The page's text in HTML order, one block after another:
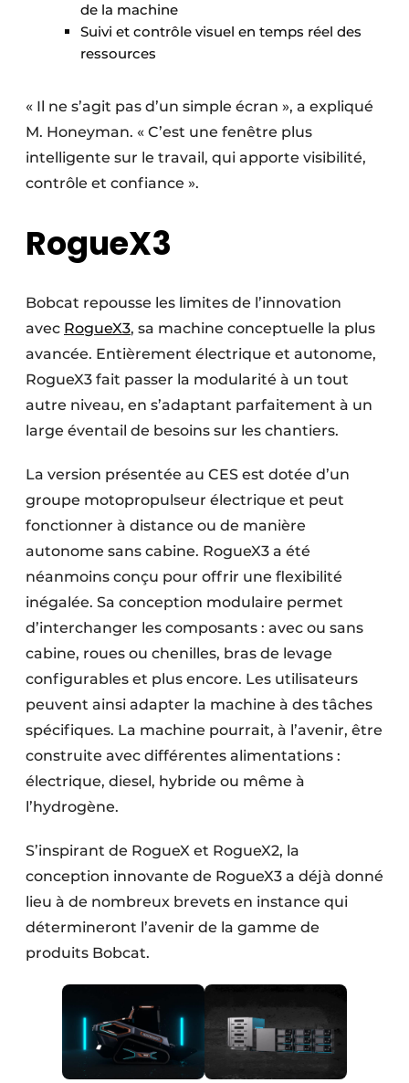
de la machine
Suivi et contrôle visuel en temps réel des
ressources
« Il ne s’agit pas d’un simple écran », a expliqué
M. Honeyman. « C’est une fenêtre plus
intelligente sur le travail, qui apporte visibilité,
contrôle et confiance ».
RogueX3
Bobcat repousse les limites de l’innovation
avec RogueX3, sa machine conceptuelle la plus
avancée. Entièrement électrique et autonome,
RogueX3 fait passer la modularité à un tout
autre niveau, en s’adaptant parfaitement à un
large éventail de besoins sur les chantiers.
La version présentée au CES est dotée d’un
groupe motopropulseur électrique et peut
fonctionner à distance ou de manière
autonome sans cabine. RogueX3 a été
néanmoins conçu pour offrir une flexibilité
inégalée. Sa conception modulaire permet
d’interchanger les composants : avec ou sans
cabine, roues ou chenilles, bras de levage
configurables et plus encore. Les utilisateurs
peuvent ainsi adapter la machine à des tâches
spécifiques. La machine pourrait, à l’avenir, être
construite avec différentes alimentations :
électrique, diesel, hybride ou même à
l’hydrogène.
S’inspirant de RogueX et RogueX2, la
conception innovante de RogueX3 a déjà donné
lieu à de nombreux brevets en instance qui
détermineront l’avenir de la gamme de
produits Bobcat.